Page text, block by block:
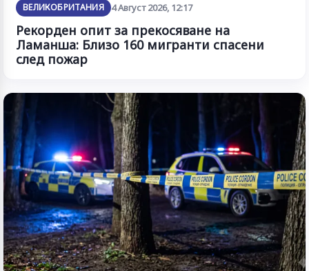
ВЕЛИКОБРИТАНИЯ 4 Август 2026, 12:17
Рекорден опит за прекосяване на
Ламанша: Близо 160 мигранти спасени
след пожар